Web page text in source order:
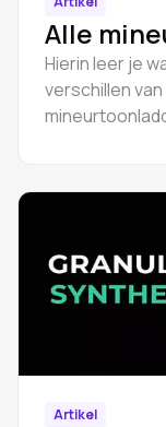
Alle
Hierin leer je
verschillen
Artikel